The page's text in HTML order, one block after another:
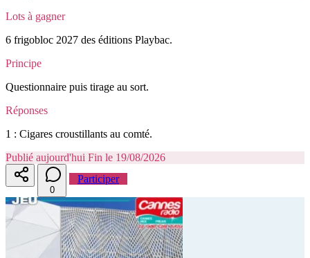
Lots à gagner
6 frigobloc 2027 des éditions Playbac.
Principe
Questionnaire puis tirage au sort.
Réponses
1 : Cigares croustillants au comté.
Publié aujourd'hui Fin le 19/08/2026
0
Participer